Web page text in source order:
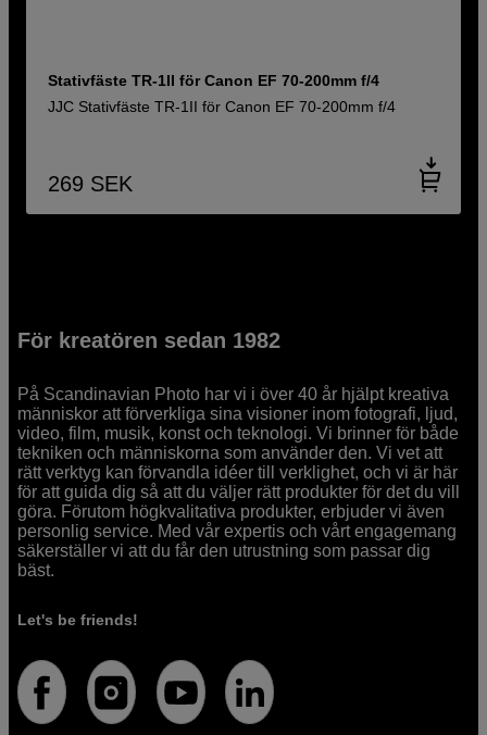
Stativfäste TR-1II för Canon EF 70-200mm f/4
JJC Stativfäste TR-1II för Canon EF 70-200mm f/4
269 SEK
För kreatören sedan 1982
På Scandinavian Photo har vi i över 40 år hjälpt kreativa
människor att förverkliga sina visioner inom fotografi, ljud,
video, film, musik, konst och teknologi. Vi brinner för både
tekniken och människorna som använder den. Vi vet att
rätt verktyg kan förvandla idéer till verklighet, och vi är här
för att guida dig så att du väljer rätt produkter för det du vill
göra. Förutom högkvalitativa produkter, erbjuder vi även
personlig service. Med vår expertis och vårt engagemang
säkerställer vi att du får den utrustning som passar dig
bäst.
Let's be friends!